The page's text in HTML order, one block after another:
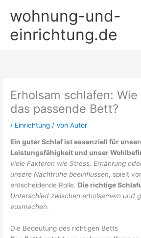
Inhaltwohnung-und-
einrichtung.de
Erholsam schlafen:
das passende Bett?
/ Einrichtung / VonAutor
Ein guter Schlaf ist essenziell für
Leistungsfähigkeit und unser
viele Faktoren wie Stress, Ernährung
unsere Nachtruhe beeinflussen, spielt
entscheidende Rolle. Die richtige
Unterschied zwischen erholsamem und
ausmachen.
Die Bedeutung des richtigen Betts